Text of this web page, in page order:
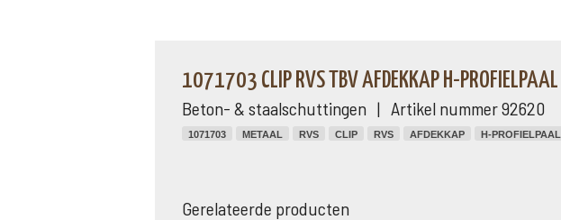
1071703 CLIP RVS TBV AFDEKKAP H-PROFIELPAAL
Beton- & staalschuttingen | Artikel nummer 92620
1071703 METAAL RVS CLIP RVS AFDEKKAP H-PROFIELPAAL
Gerelateerde producten